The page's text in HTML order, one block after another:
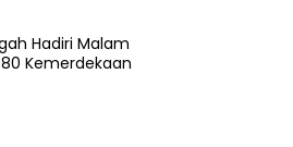
Hadiri Malam
Kemerdekaan